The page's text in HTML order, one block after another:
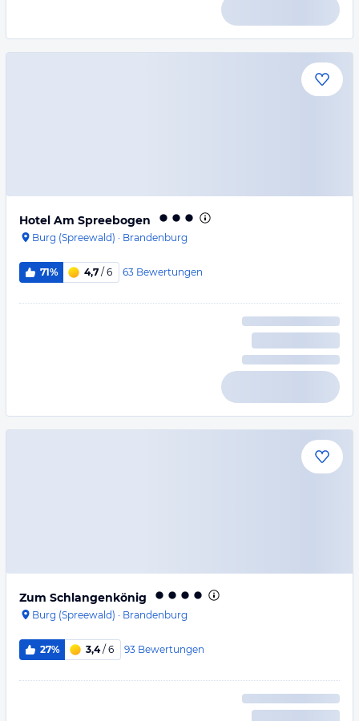
Hotel Am Spreebogen
Burg (Spreewald) · Brandenburg
71% 4,7 / 6 63 Bewertungen
Zum Schlangenkönig
Burg (Spreewald) · Brandenburg
27% 3,4/ 6 93 Bewertungen